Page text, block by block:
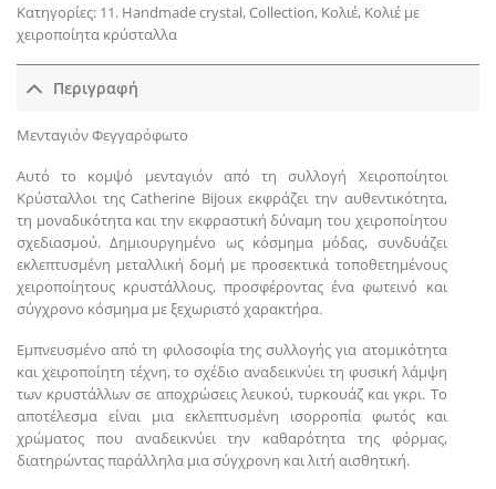
Κατηγορίες: 11. Handmade crystal,Collection, Κολιέ, Κολιέ με
χειροποίητα κρύσταλλα
Περιγραφή
Μενταγιόν Φεγγαρόφωτο
Αυτό το κομψό μενταγιόν από τη συλλογή Χειροποίητοι
Κρύσταλλοι της Catherine Bijoux εκφράζει την αυθεντικότητα,
τη μοναδικότητα και την εκφραστική δύναμη του χειροποίητου
σχεδιασμού. Δημιουργημένο ως κόσμημα μόδας, συνδυάζει
εκλεπτυσμένη μεταλλική δομή με προσεκτικά τοποθετημένους
χειροποίητους κρυστάλλους, προσφέροντας ένα φωτεινό και
σύγχρονο κόσμημα με ξεχωριστό χαρακτήρα.
Εμπνευσμένο από τη φιλοσοφία της συλλογής για ατομικότητα
και χειροποίητη τέχνη, το σχέδιο αναδεικνύει τη φυσική λάμψη
των κρυστάλλων σε αποχρώσεις λευκού, τυρκουάζ και γκρι. Το
αποτέλεσμα είναι μια εκλεπτυσμένη ισορροπία φωτός και
χρώματος που αναδεικνύει την καθαρότητα της φόρμας,
διατηρώντας παράλληλα μια σύγχρονη και λιτή αισθητική.